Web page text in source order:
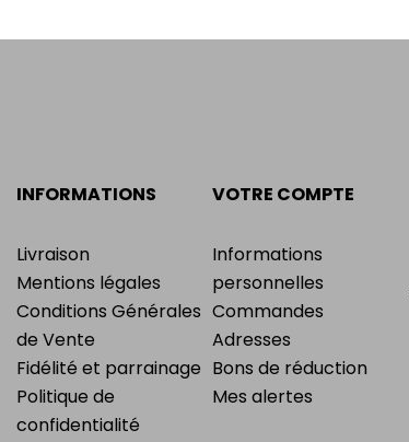
INFORMATIONS
Livraison
Mentions légales
Conditions Générales
de Vente
Fidélité et parrainage
Politique de
confidentialité
VOTRE COMPTE
Informations
personnelles
Commandes
Adresses
Bons de réduction
Mes alertes